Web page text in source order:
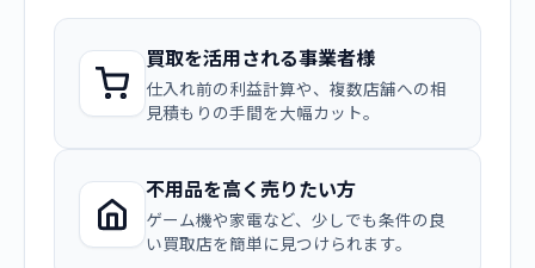
買取を活用される事業者様
仕入れ前の利益計算や、複数店舗への相
見積もりの手間を大幅カット。
不用品を高く売りたい方
ゲーム機や家電など、少しでも条件の良
い買取店を簡単に見つけられます。